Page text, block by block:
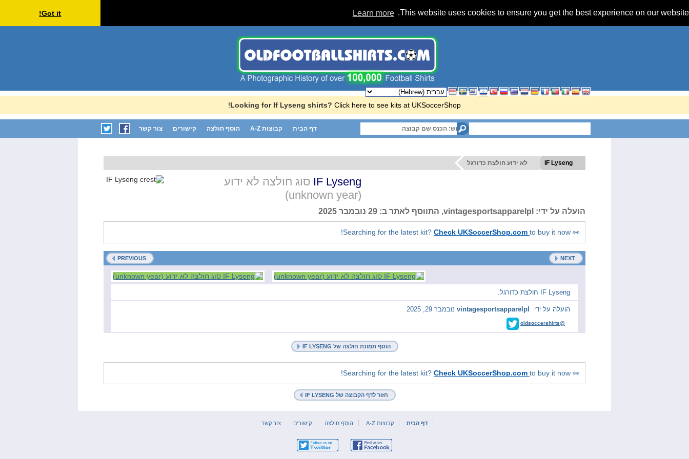
This website uses cookies to ensure you get the best experience on our website.
Learn more
Got it!
Looking for If Lyseng shirts? Click here to see kits at UKSoccerShop!
דף הבית קבוצות A-Z הוסף חולצה קישורים צור קשר
IF Lyseng לא ידוע חולצת כדורגל
IF Lyseng סוג חולצה לא ידוע
(unknown year)
הועלה על ידי: vintagesportsapparelpl, התווסף לאתר ב: 29 נובמבר 2025
👀 Searching for the latest kit?
Check UKSoccerShop.com to buy it now!
PREVIOUS NEXT
IF Lyseng חולצת כדורגל.
הועלה על ידי vintagesportsapparelpl נובמבר 29, 2025
@oldsoccershirts
הוסף תמונת חולצה של IF LYSENG
👀 Searching for the latest kit?
Check UKSoccerShop.com to buy it now!
חזור לדף הקבוצה של IF LYSENG
דף הבית קבוצות A-Z הוסף חולצה קישורים צור קשר